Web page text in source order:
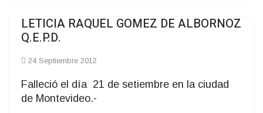
LETICIA RAQUEL GOMEZ DE ALBORNOZ
Q.E.P.D.
24 Septiembre 2012
Falleció el día 21 de setiembre en la ciudad
de Montevideo.-